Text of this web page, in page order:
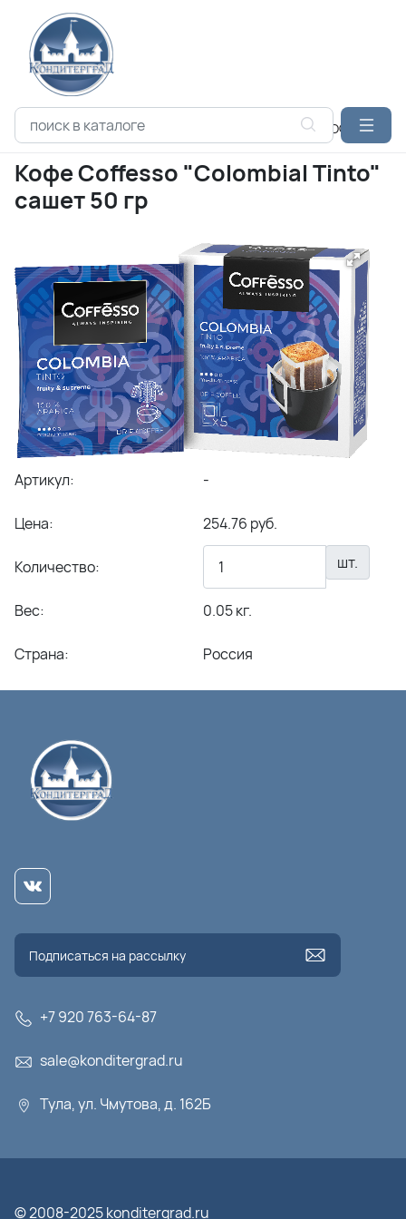
Каталог продукции COFFESSO КОФЕ
Кофе Coffesso "Colombial Tinto"
сашет 50 гр
Артикул: -
Цена: 254.76 руб.
Количество: шт.
Вес: 0.05 кг.
Страна: Россия
+7 920 763-64-87
sale@konditergrad.ru
Тула, ул. Чмутова, д. 162Б
© 2008-2025 konditergrad.ru